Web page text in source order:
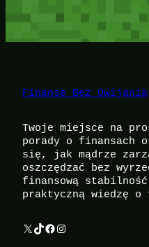
Finanse Bez Owijania
Twoje miejsce na
porady o finansach
się, jak mądrze
oszczędzać bez
finansową
praktyczną wiedzę o
X TikTok Facebook Instagram